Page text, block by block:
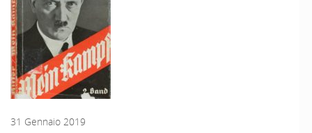
31 Gennaio 2019